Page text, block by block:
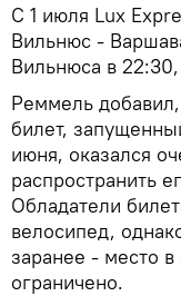
С 1 июля Lux
Вильнюс -
Вильнюса в
Реммель
билет,
июня, оказался
распространить
Обладатели
велосипед,
заранее - место
ограничено.